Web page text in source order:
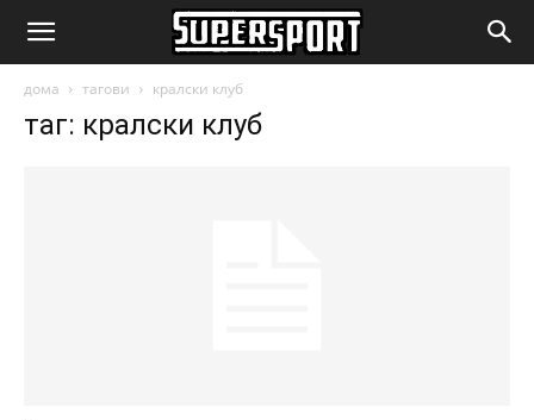
SuperSport.mk
дома тагови кралски клуб
таг: кралски клуб